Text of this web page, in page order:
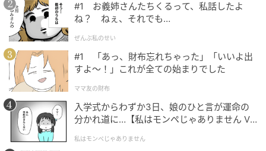
＼読者がお試し／
#1 お義姉さんたちくるって、私話したよ
ね？ ねぇ、それでも…
ぜんぶ私のせい
#1 「あっ、財布忘れちゃった」「いいよ出
すよ〜！」これが全ての始まりでした
ママ友の財布
入学式からわずか3日、娘のひと言が運命の
分かれ道に…【私はモンペじゃありません Vo
私はモンペじゃありません